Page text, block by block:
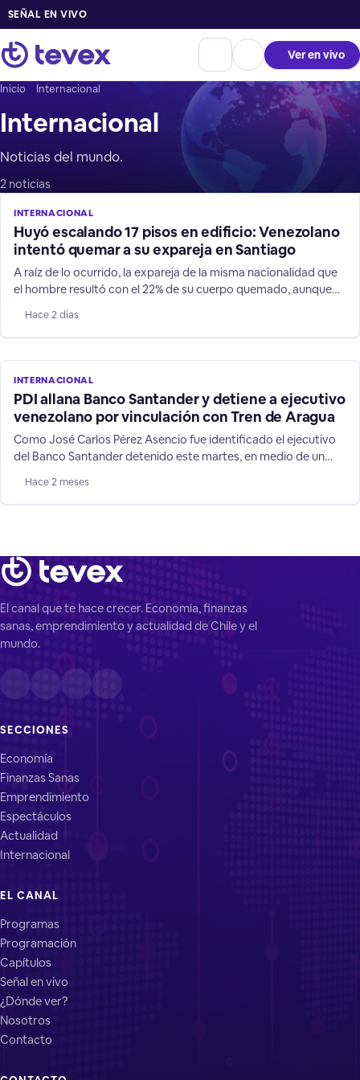
SEÑAL EN VIVO
Ver en vivo
Inicio Internacional
Internacional
Noticias del mundo.
2 noticias
INTERNACIONAL
Huyó escalando 17 pisos en edificio: Venezolano
intentó quemar a su expareja en Santiago
A raíz de lo ocurrido, la expareja de la misma nacionalidad que
el hombre resultó con el 22% de su cuerpo quemado, aunque
Hace 2 días
INTERNACIONAL
PDI allana Banco Santander y detiene a ejecutivo
venezolano por vinculación con Tren de Aragua
Como José Carlos Pérez Asencio fue identificado el ejecutivo
del Banco Santander detenido este martes, en medio de un
de Aragua en Chile. La PDI y la Fiscalía Sur llegaron este martes
a dependencias del Banco Santander en calle Agustinas en
Hace 2 meses
El canal que te hace crecer. Economía, finanzas
sanas, emprendimiento y actualidad de Chile y el
mundo.
SECCIONES
Economía
Finanzas Sanas
Emprendimiento
Espectáculos
Actualidad
Internacional
EL CANAL
Programas
Programación
Capítulos
Señal en vivo
¿Dónde ver?
Nosotros
Contacto